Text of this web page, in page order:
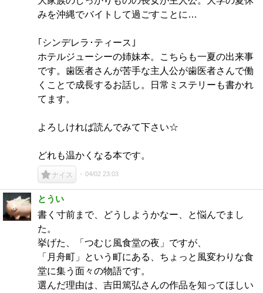
みを沖縄でバイトして過ごすことに…
｢シンデレラ･ティース｣
ホテルジューシーの姉妹本。こちらも一夏の出来事
です。歯医者さんが苦手な主人公が歯医者さんで働
くことで成長するお話し。日常ミステリーも書かれ
てます。
よろしければ読んでみて下さい☆
どれも温かくなる本です。
ナイス 04/02 23:03
とうい
書く寸前まで、どうしようかなー、と悩んでまし
た。
挙げた、「つむじ風食堂の夜」ですが、
「月舟町」という町にある、ちょっと風変わりな食
堂に集う面々の物語です。
選んだ理由は、吉田篤弘さんの作品を知ってほしい